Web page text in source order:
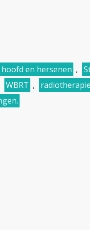
en hersenen ,
WBRT ,